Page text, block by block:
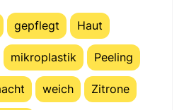
gepflegt Haut
mikroplastik Peeling
weich Zitrone